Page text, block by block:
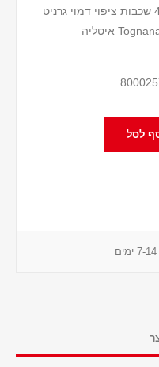
התבנית עשויה מתכת מצופה ב- 4 שכבות ציפוי דמוי גרניט
7-14 ימים